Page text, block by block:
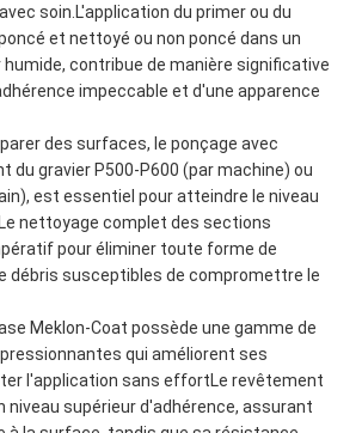
soin.L'application du primer ou du
et nettoyé ou non poncé dans un
contribue de manière significative
impeccable et d'une apparence
des surfaces, le ponçage avec
du gravier P500-P600 (par machine) ou
est essentiel pour atteindre le niveau
nettoyage complet des sections
pour éliminer toute forme de
débris susceptibles de compromettre le
Meklon-Coat possède une gamme de
qui améliorent ses
l'application sans effortLe revêtement
niveau supérieur d'adhérence, assurant